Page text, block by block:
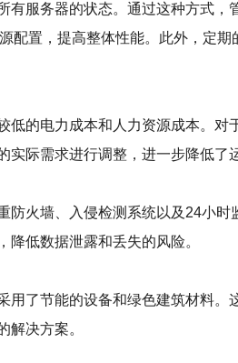
服务器的状态。通过这种方式，
置，提高整体性能。此外，定
的电力成本和人力资源成本。对
际需求进行调整，进一步降低了
火墙、入侵检测系统以及24小时
低数据泄露和丢失的风险。
了节能的设备和绿色建筑材料。
决方案。